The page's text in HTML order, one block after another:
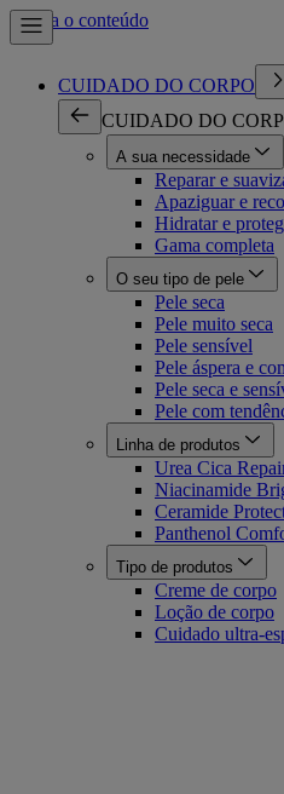
Ir para o conteúdo
CUIDADO DO CORPO
CUIDADO DO
A sua necessidade
Reparar e
Apaziguar e
Hidratar e
Gama completa
O seu tipo de pele
Pele seca
Pele muito seca
Pele sensível
Pele áspera e
Pele seca e
Pele com
Linha de produtos
Urea Cica
Niacinamide
Ceramide
Panthenol
Tipo de produtos
Creme de corpo
Loção de corpo
Cuidado ultra-